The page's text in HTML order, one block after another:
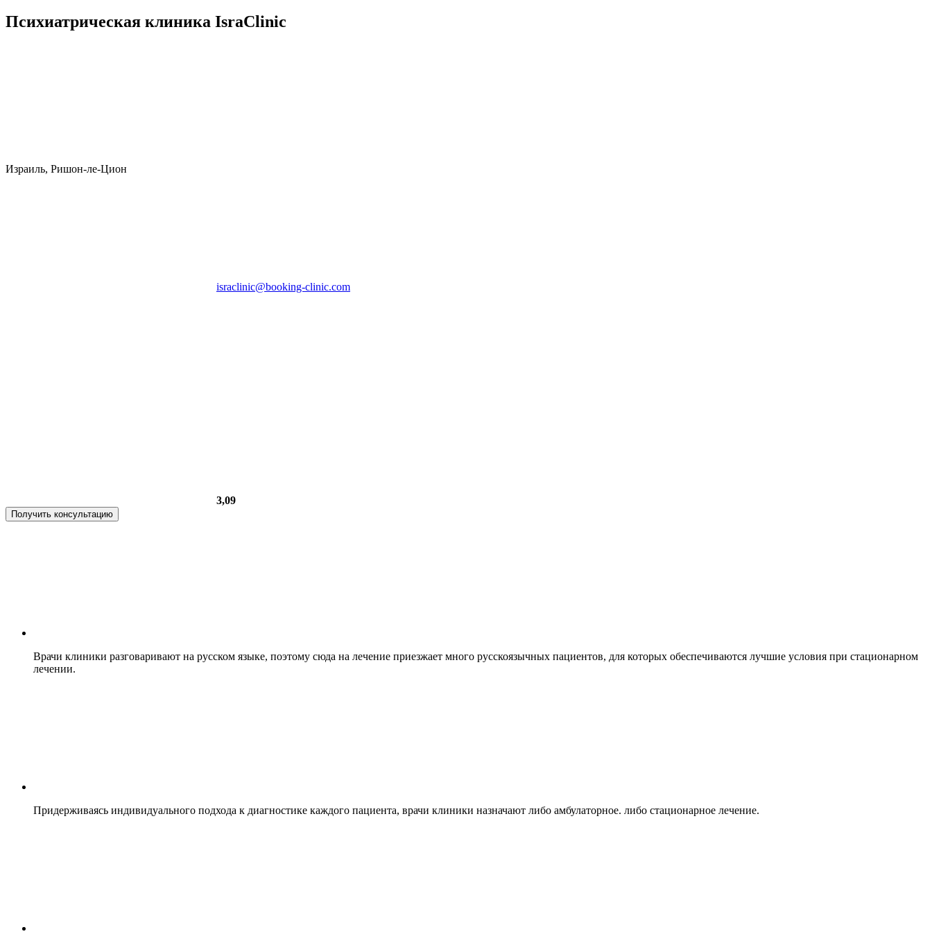
Психиатрическая клиника IsraClinic
Израиль, Ришон-ле-Цион
israclinic@booking-clinic.com
3,09
Получить консультацию
Врачи клиники разговаривают на русском языке, поэтому сюда на лечение приезжает много русскоязычных пациентов, для которых обеспечиваются лучшие условия при стационарном
лечении.
Придерживаясь индивидуального подхода к диагностике каждого пациента, врачи клиники назначают либо амбулаторное. либо стационарное лечение.